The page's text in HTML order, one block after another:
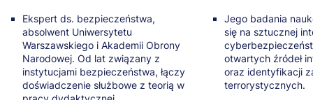
Ekspert ds. bezpieczeństwa,
absolwent Uniwersytetu
Warszawskiego i Akademii Obrony
Narodowej. Od lat związany z
instytucjami bezpieczeństwa, łączy
doświadczenie służbowe z teorią w
Jego badania
się na sztucznej
otwartych źródeł
oraz identyfikacji
terrorystycznych.